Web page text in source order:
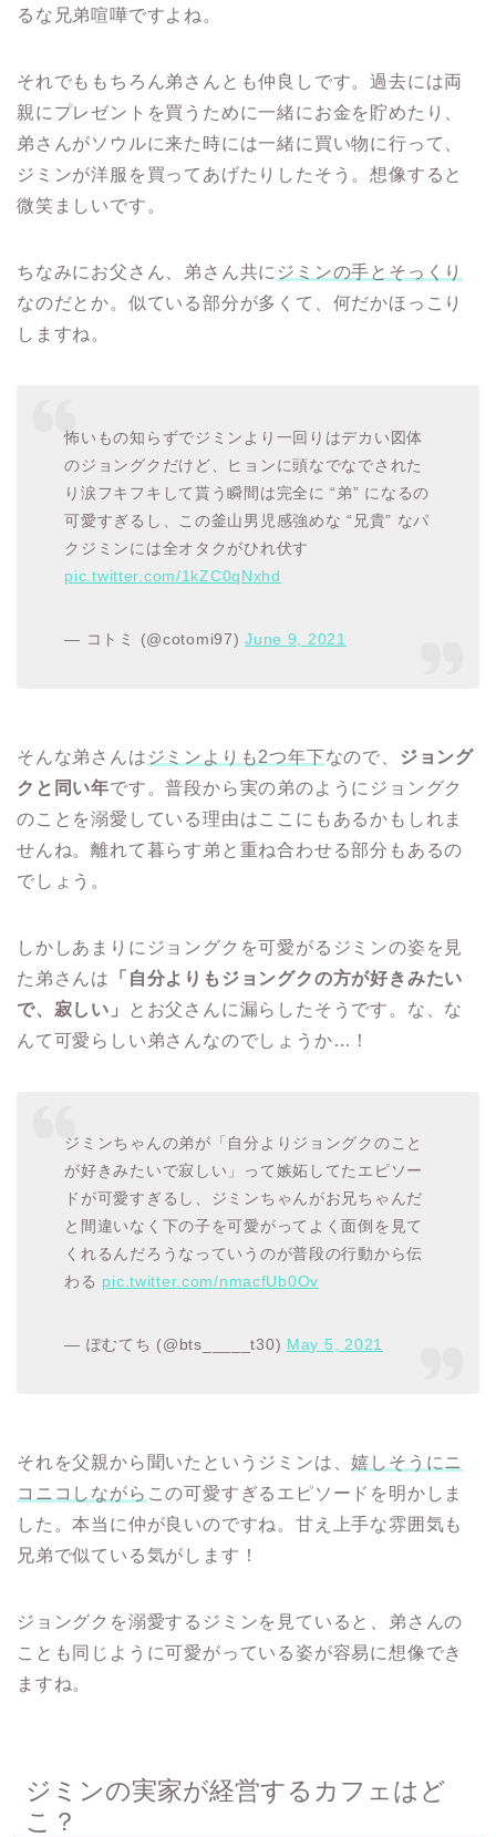
るな兄弟喧嘩ですよね。
それでももちろん弟さんとも仲良しです。過去には両
親にプレゼントを買うために一緒にお金を貯めたり、
弟さんがソウルに来た時には一緒に買い物に行って、
ジミンが洋服を買ってあげたりしたそう。想像すると
微笑ましいです。
ちなみにお父さん、弟さん共に ジミンの手とそっくり
なのだとか。似ている部分が多くて、何だかほっこり
しますね。
怖いもの知らずでジミンより一回りはデカい図体
のジョングクだけど、ヒョンに頭なでなでされた
り涙フキフキして貰う瞬間は完全に “弟” になるの
可愛すぎるし、この釜山男児感強めな “兄貴” なパ
クジミンには全オタクがひれ伏す
pic.twitter.com/1kZC0qNxhd
— コトミ (@cotomi97)June 9, 2021
そんな弟さんは ジミンよりも2つ年下なので、
ジョング
クと同い年です。普段から実の弟のようにジョングク
のことを溺愛している理由はここにもあるかもしれま
せんね。離れて暮らす弟と重ね合わせる部分もあるの
でしょう。
しかしあまりにジョングクを可愛がるジミンの姿を見
た弟さんは
「自分よりもジョングクの方が好きみたい
で、寂しい」
とお父さんに漏らしたそうです。な、な
んて可愛らしい弟さんなのでしょうか…！
ジミンちゃんの弟が「自分よりジョングクのこと
が好きみたいで寂しい」って嫉妬してたエピソー
ドが可愛すぎるし、ジミンちゃんがお兄ちゃんだ
と間違いなく下の子を可愛がってよく面倒を見て
くれるんだろうなっていうのが普段の行動から伝
わる pic.twitter.com/nmacfUb0Ov
— ぽむてち (@bts_____t30) May 5, 2021
それを父親から聞いたというジミンは、嬉しそうにニ
コニコしながら この可愛すぎるエピソードを明かしま
した。本当に仲が良いのですね。甘え上手な雰囲気も
兄弟で似ている気がします！
ジョングクを溺愛するジミンを見ていると、弟さんの
ことも同じように可愛がっている姿が容易に想像でき
ますね。
ジミンの実家が経営するカフェはど
こ？